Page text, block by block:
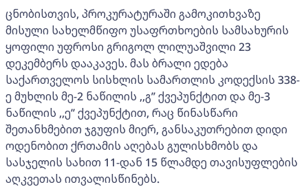
ცნობისთვის, პროკურატურაში გამოკითხვაზე
მისული სახელმწიფო უსაფრთხოების სამსახურის
ყოფილი უფროსი გრიგოლ ლილუაშვილი 23
დეკემბერს დააკავეს. მას ბრალი ედება
საქართველოს სისხლის სამართლის კოდექსის 338-
ე მუხლის მე-2 ნაწილის ,,გ’’ ქვეპუნქტით და მე-3
ნაწილის ,,ე’’ ქვეპუნქტით, რაც წინასწარი
შეთანხმებით ჯგუფის მიერ, განსაკუთრებით დიდი
ოდენობით ქრთამის აღებას გულისხმობს და
სასჯელის სახით 11-დან 15 წლამდე თავისუფლების
აღკვეთას ითვალისწინებს.